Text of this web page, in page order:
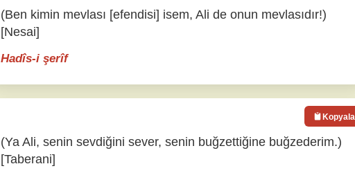
(Ben kimin mevlası [efendisi] isem, Ali de onun mevlasıdır!)
[Nesai]
Hadîs-i şerîf
(Ya Ali, senin sevdiğini sever, senin buğzettiğine buğzederim.)
[Taberani]
Kopyala